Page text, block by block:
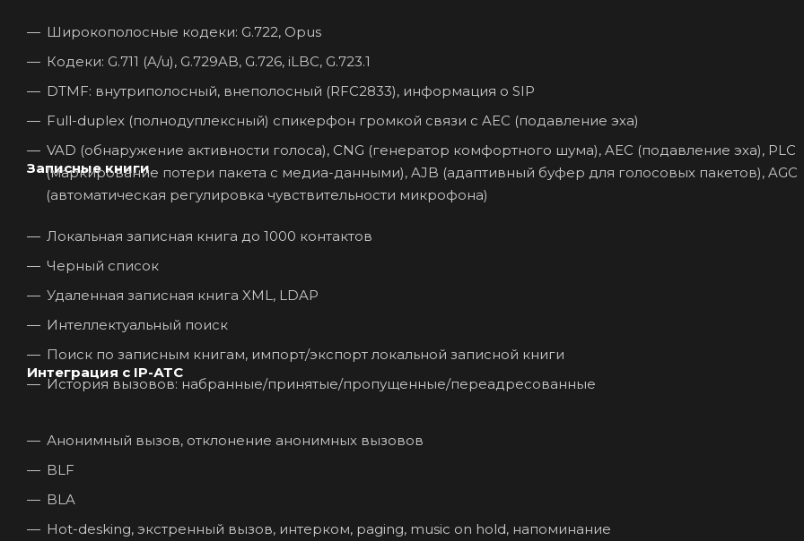
Широкополосные кодеки: G.722, Opus
Кодеки: G.711 (A/u), G.729AB, G.726, iLBC, G.723.1
DTMF: внутриполосный, внеполосный (RFC2833), информация о SIP
Full-duplex (полнодуплексный) спикерфон громкой связи с AEC (подавление эха)
VAD (обнаружение активности голоса), CNG (генератор комфортного шума), AEC (подавление эха), PLC
(маркирование потери пакета с медиа-данными), AJB (адаптивный буфер для голосовых пакетов), AGC
(автоматическая регулировка чувствительности микрофона)
Записные книги
Локальная записная книга до 1000 контактов
Черный список
Удаленная записная книга XML, LDAP
Интеллектуальный поиск
Поиск по записным книгам, импорт/экспорт локальной записной книги
История вызовов: набранные/принятые/пропущенные/переадресованные
Интеграция с IP-АТС
Анонимный вызов, отклонение анонимных вызовов
BLF
BLA
Hot-desking, экстренный вызов, интерком, paging, music on hold, напоминание